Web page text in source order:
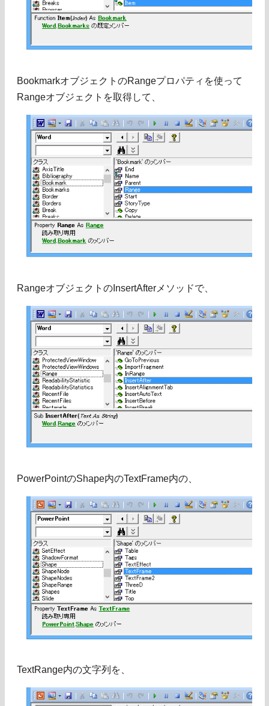
BookmarkオブジェクトのRangeプロパティを使って
Rangeオブジェクトを取得して、
RangeオブジェクトのInsertAfterメソッドで、
PowerPointのShape内のTextFrame内の、
TextRange内の文字列を、